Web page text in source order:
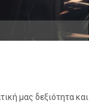
μας δεξιότητα και